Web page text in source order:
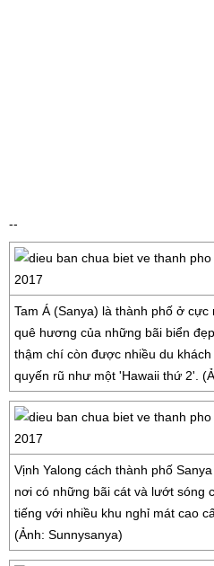
--
Tam Á (Sanya) là thành phố ở cực
quê hương của những bãi biển
thậm chí còn được nhiều du
quyến rũ như một 'Hawaii thứ 2'.
Vịnh Yalong cách thành phố
nơi có những bãi cát và lướt sóng
tiếng với nhiều khu nghỉ mát cao
(Ảnh: Sunnysanya)